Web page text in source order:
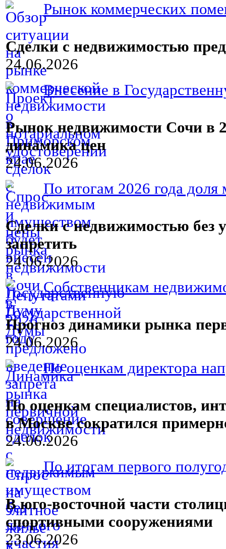
Рынок коммерческих
Сделки с недвижимостью
24.06.2026
Внесение в
Рынок недвижимости Сочи в
динамика цен
24.06.2026
По итогам 2026 года
Сделки с недвижимостью без
запретить
24.06.2026
Собственникам
Прогноз динамики рынка
24.06.2026
По оценкам директора
По оценкам специалистов,
в Москве сократился
24.06.2026
По итогам первого
В юго-восточной части
спортивными сооружениями
23.06.2026